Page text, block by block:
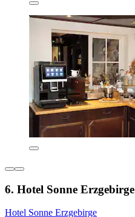
6. Hotel Sonne Erzgebirge
Hotel Sonne Erzgebirge